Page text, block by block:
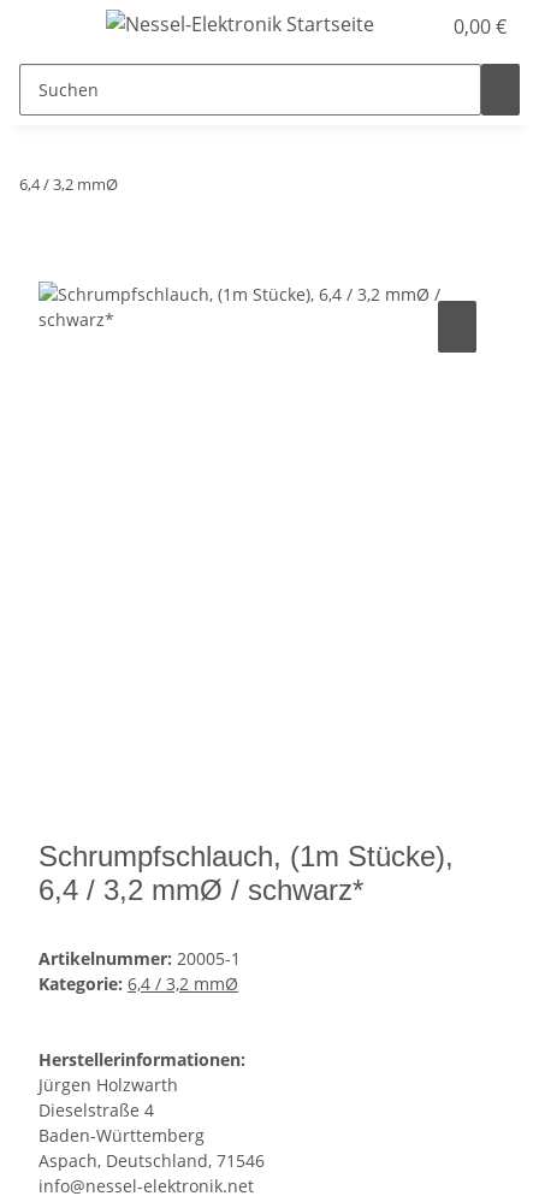
0,00 €
6,4 / 3,2 mmØ
Schrumpfschlauch, (1m Stücke),
6,4 / 3,2 mmØ / schwarz*
Artikelnummer: 20005-1
Kategorie: 6,4 / 3,2 mmØ
Herstellerinformationen:
Jürgen Holzwarth
Dieselstraße 4
Baden-Württemberg
Aspach, Deutschland, 71546
info@nessel-elektronik.net